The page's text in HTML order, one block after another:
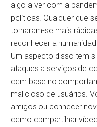
algo a ver com a
políticas. Qualquer que
tornaram-se mais
reconhecer a
Um aspecto disso tem
ataques a serviços de
com base no
malicioso de usuários.
amigos ou conhecer
como compartilhar